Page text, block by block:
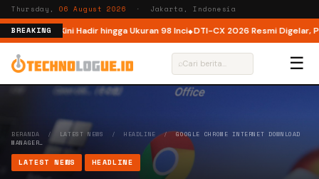
Thursday,06 August 2026 · Jakarta, Indonesia
BREAKINGKini Hadir hingga Ukuran 98 Inci DTI-CX 2026 Resmi Digelar,
⌕ ☰
BERANDA / LATEST NEWS / HEADLINE /GOOGLE CHROME INTERNET DOWNLOAD
MANAGER…
LATEST NEWS HEADLINE